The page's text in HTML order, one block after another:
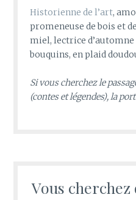
Historienne de l’art,
promeneuse de bois et
miel, lectrice
bouquins, en plaid
Si vous cherchez le
(contes et légendes), la
Vous cherchez